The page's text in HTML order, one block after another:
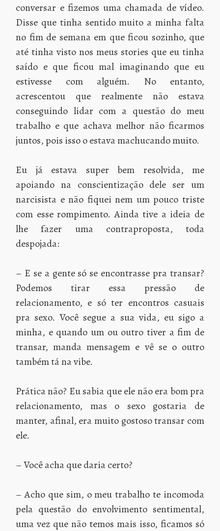
conversar e fizemos uma chamada de vídeo.
Disse que tinha sentido muito a minha falta
no fim de semana em que ficou sozinho, que
até tinha visto nos meus stories que eu tinha
saído e que ficou mal imaginando que eu
estivesse com alguém. No entanto,
acrescentou que realmente não estava
conseguindo lidar com a questão do meu
trabalho e que achava melhor não ficarmos
juntos, pois isso o estava machucando muito.
Eu já estava super bem resolvida, me
apoiando na conscientização dele ser um
narcisista e não fiquei nem um pouco triste
com esse rompimento. Ainda tive a ideia de
lhe fazer uma contraproposta, toda
despojada:
– E se a gente só se encontrasse pra transar?
Podemos tirar essa pressão de
relacionamento, e só ter encontros casuais
pra sexo. Você segue a sua vida, eu sigo a
minha, e quando um ou outro tiver a fim de
transar, manda mensagem e vê se o outro
também tá na vibe.
Prática não? Eu sabia que ele não era bom pra
relacionamento, mas o sexo gostaria de
manter, afinal, era muito gostoso transar com
ele.
– Você acha que daria certo?
– Acho que sim, o meu trabalho te incomoda
pela questão do envolvimento sentimental,
uma vez que não temos mais isso, ficamos só